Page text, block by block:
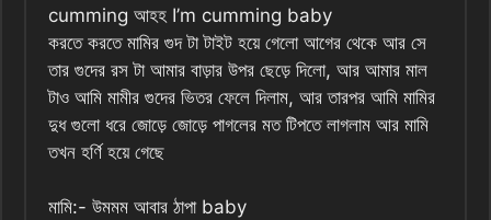
cumming আহহ I’m cumming baby
করতে করতে মামির গুদ টা টাইট হয়ে গেলো আগের থেকে আর সে
তার গুদের রস টা আমার বাড়ার উপর ছেড়ে দিলো, আর আমার মাল
টাও আমি মামীর গুদের ভিতর ফেলে দিলাম, আর তারপর আমি মামির
দুধ গুলো ধরে জোড়ে জোড়ে পাগলের মত টিপতে লাগলাম আর মামি
তখন হর্ণি হয়ে গেছে
মামি:- উমমম আবার ঠাপা baby